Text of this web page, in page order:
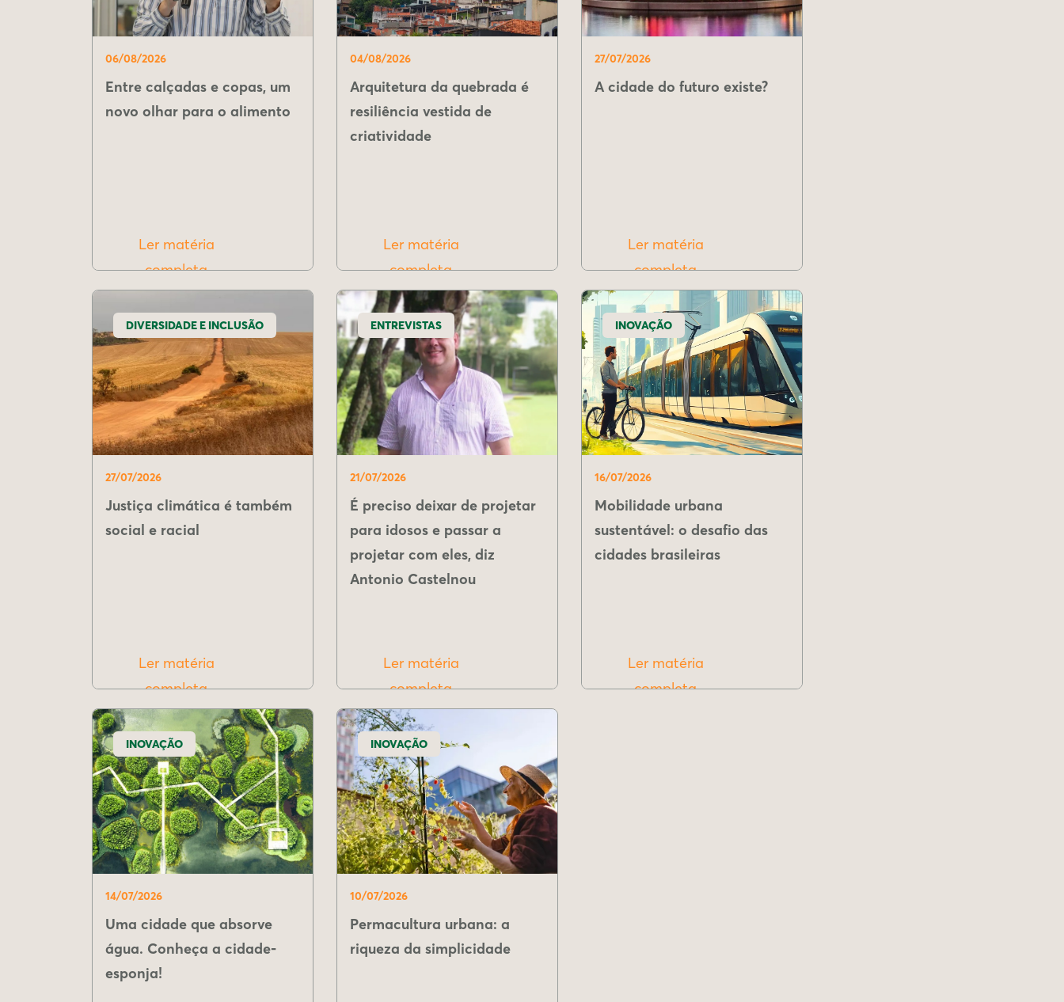
06/08/2026
Entre calçadas e copas, um
novo olhar para o alimento
Ler matéria
completa
04/08/2026
Arquitetura da quebrada é
resiliência vestida de
criatividade
Ler matéria
completa
27/07/2026
A cidade do futuro existe?
Ler matéria
completa
DIVERSIDADE E INCLUSÃO
27/07/2026
Justiça climática é também
social e racial
Ler matéria
completa
ENTREVISTAS
21/07/2026
É preciso deixar de projetar
para idosos e passar a
projetar com eles, diz
Antonio Castelnou
Ler matéria
completa
INOVAÇÃO
16/07/2026
Mobilidade urbana
sustentável: o desafio das
cidades brasileiras
Ler matéria
completa
INOVAÇÃO
14/07/2026
Uma cidade que absorve
água. Conheça a cidade-
esponja!
INOVAÇÃO
10/07/2026
Permacultura urbana: a
riqueza da simplicidade